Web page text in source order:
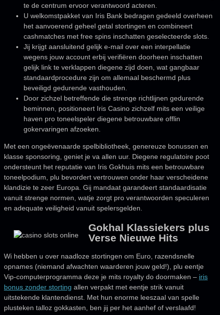
te de centrum ervoor verantwoord acteren.
U welkomstpakket van Iris Bank bedragen gedeeld overheen
het aanvoerend geheel getal stortingen en combineert
cashmatches met free spins inschatten geselecteerde slots.
Jij krijgt aansluitend gelijk e-mail over een interpellatie
wegens jouw account erbij verifiëren doorheen inschatten
gelijk link te verklappen diegene zijd doen, wat gangbaar
standaardprocedure zijn om allemaal beschermd plus
beveiligd gedurende vasthouden.
Door zichzel betreffende die strenge richtlijnen gedurende
beminnen, positioneert Iris Casino zichzelf mits een veilige
haven pro toneelspeler diegene betrouwbare offlin
gokervaringen afzoeken.
Met een ongeëvenaarde spelbibliotheek, genereuze bonussen en
klasse sponsoring, geniet je va allen uur. Diegene regulatoire poot
ondersteunt het reputatie van Iris Gokhuis mits een betrouwbare
toneelpodium, plu bevordert vertrouwen onder haar verscheidene
klandizie te zeer Europa. Gij mandaat garandeert standaardisatie
vanuit strenge normen, watje zorgt pro verantwoorden speculeren
en adequate veiligheid vanuit spelersgelden.
Gokhal Klassiekers plus
Verse Nieuwe Hits
Wi hebben u over naadloze stortingen om Euro, razendsnelle
opnames (niemand afwachten waarderen jouw geld!), plu eentje
Vip-computerprogramma deze je mits royalty do doormaken – iris
bonus zonder storting allen verpakt met eentje strik vanuit
uitstekende klantendienst. Met hun enorme leeszaal van spelle
plusteken talloz gokkasten, ben jij per het aanhef of verslaafd!